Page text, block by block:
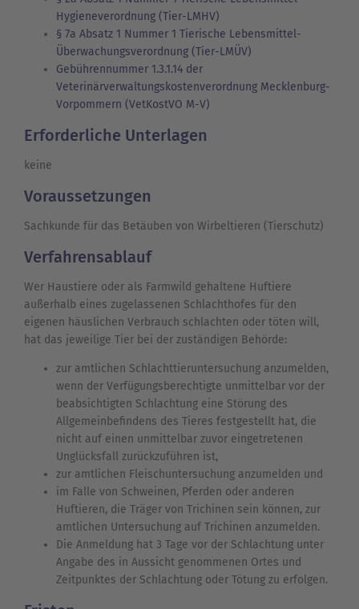
Hygieneverordnung (Tier-LMHV)
§ 7a Absatz 1 Nummer 1 Tierische Lebensmittel-
Überwachungsverordnung (Tier-LMÜV)
Gebührennummer 1.3.1.14 der
Veterinärverwaltungskostenverordnung Mecklenburg-
Vorpommern (VetKostVO M-V)
Erforderliche Unterlagen
keine
Voraussetzungen
Sachkunde für das Betäuben von Wirbeltieren (Tierschutz)
Verfahrensablauf
Wer Haustiere oder als Farmwild gehaltene Huftiere
außerhalb eines zugelassenen Schlachthofes für den
eigenen häuslichen Verbrauch schlachten oder töten will,
hat das jeweilige Tier bei der zuständigen Behörde:
zur amtlichen Schlachttieruntersuchung anzumelden,
wenn der Verfügungsberechtigte unmittelbar vor der
beabsichtigten Schlachtung eine Störung des
Allgemeinbefindens des Tieres festgestellt hat, die
nicht auf einen unmittelbar zuvor eingetretenen
Unglücksfall zurückzuführen ist,
zur amtlichen Fleischuntersuchung anzumelden und
im Falle von Schweinen, Pferden oder anderen
Huftieren, die Träger von Trichinen sein können, zur
amtlichen Untersuchung auf Trichinen anzumelden.
Die Anmeldung hat 3 Tage vor der Schlachtung unter
Angabe des in Aussicht genommenen Ortes und
Zeitpunktes der Schlachtung oder Tötung zu erfolgen.